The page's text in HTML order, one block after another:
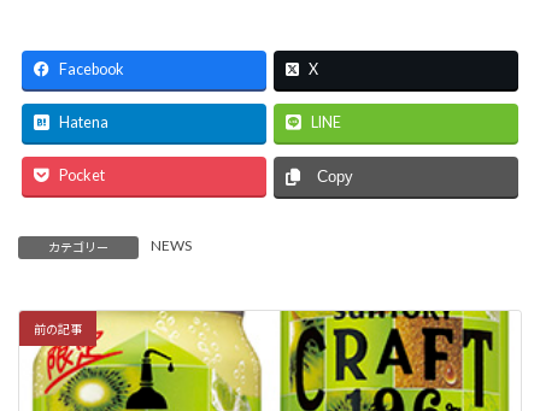
Facebook X
Hatena LINE
Pocket Copy
カテゴリー NEWS
前の記事